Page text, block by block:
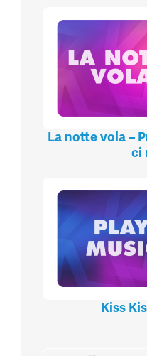
La notte vola –
ci
Kiss